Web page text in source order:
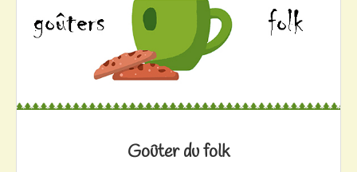
Goûter du folk